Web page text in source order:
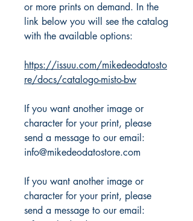
or more prints on demand. In the
link below you will see the catalog
with the available options:
https://issuu.com/mikedeodatosto
re/docs/catalogo-misto-bw
If you want another image or
character for your print, please
send a message to our email:
info@mikedeodatostore.com
If you want another image or
character for your print, please
send a message to our email: